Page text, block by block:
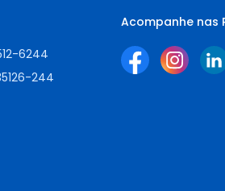
6244
244
Acompanhe nas